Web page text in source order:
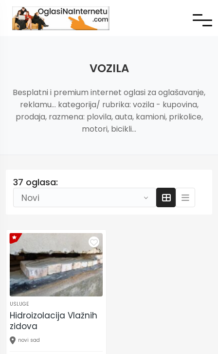
VOZILA
Besplatni i premium internet oglasi za oglašavanje,
reklamu... kategorija/ rubrika: vozila - kupovina,
prodaja, razmena: plovila, auta, kamioni, prikolice,
motori, bicikli...
37 oglasa:
Novi
USLUGE
Hidroizolacija Vlažnih
zidova
novi sad